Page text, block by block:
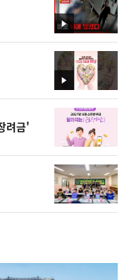
영
상
영
상
려금'